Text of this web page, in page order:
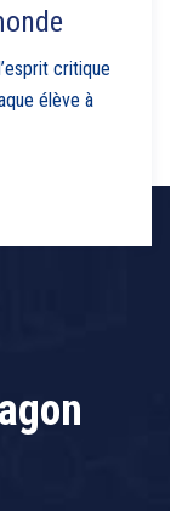
critique
élève à